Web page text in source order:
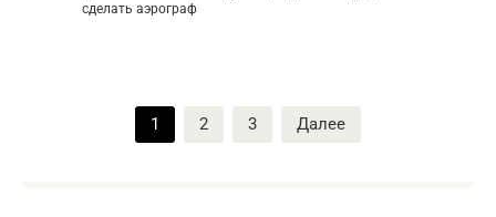
сделать аэрограф
1 2 3 Далее